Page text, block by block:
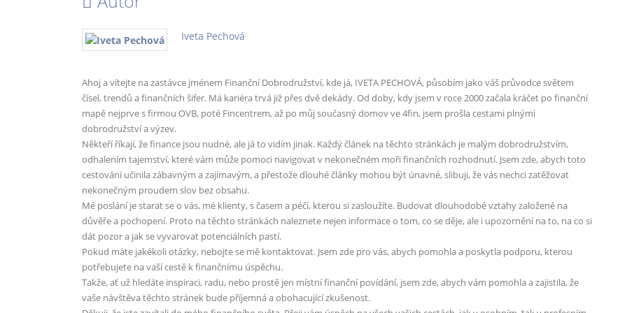
Iveta Pechová
Ahoj a vítejte na zastávce jménem Finanční Dobrodružství, kde já, IVETA PECHOVÁ, působím jako váš průvodce světem
čísel, trendů a finančních šifer. Má kariéra trvá již přes dvě dekády. Od doby, kdy jsem v roce 2000 začala kráčet po finanční
mapě nejprve s firmou OVB, poté Fincentrem, až po můj současný domov ve 4fin, jsem prošla cestami plnými
dobrodružství a výzev.
Někteří říkají, že finance jsou nudné, ale já to vidím jinak. Každý článek na těchto stránkách je malým dobrodružstvím,
odhalením tajemství, které vám může pomoci navigovat v nekonečném moři finančních rozhodnutí. Jsem zde, abych toto
cestování učinila zábavným a zajímavým, a přestože dlouhé články mohou být únavné, slibuji, že vás nechci zatěžovat
nekonečným proudem slov bez obsahu.
Mé poslání je starat se o vás, mé klienty, s časem a péčí, kterou si zasloužíte. Budovat dlouhodobé vztahy založené na
důvěře a pochopení. Proto na těchto stránkách naleznete nejen informace o tom, co se děje, ale i upozornění na to, na co si
dát pozor a jak se vyvarovat potenciálních pastí.
Pokud máte jakékoli otázky, nebojte se mě kontaktovat. Jsem zde pro vás, abych pomohla a poskytla podporu, kterou
potřebujete na vaší cestě k finančnímu úspěchu.
Takže, ať už hledáte inspiraci, radu, nebo prostě jen místní finanční povídání, jsem zde, abych vám pomohla a zajistila, že
vaše návštěva těchto stránek bude příjemná a obohacující zkušenost.